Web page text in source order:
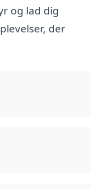
og lad dig
der